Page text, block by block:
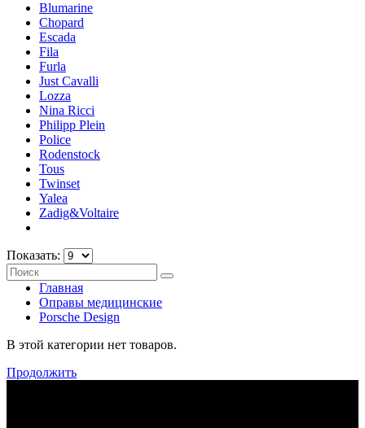
Blumarine
Chopard
Escada
Fila
Furla
Just Cavalli
Lozza
Nina Ricci
Philipp Plein
Police
Rodenstock
Tous
Twinset
Yalea
Zadig&Voltaire
Показать:
Главная
Оправы медицинские
Porsche Design
В этой категории нет товаров.
Продолжить